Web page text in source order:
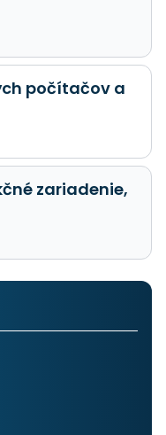
počítačov a
zariadenie,